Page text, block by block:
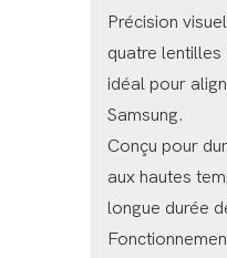
Précision
quatre lentilles
idéal pour
Samsung.
Conçu pour
aux hautes
longue durée